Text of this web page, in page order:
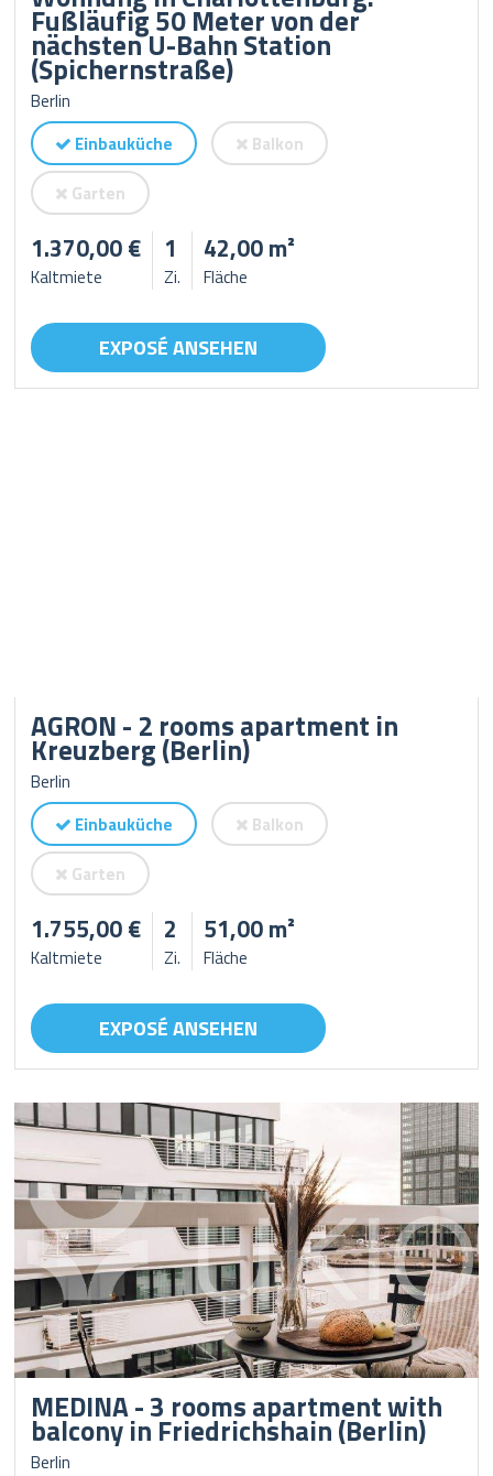
Fußläufig 50 Meter von der
nächsten U-Bahn Station
(Spichernstraße)
Berlin
Einbauküche
Balkon
Garten
1.370,00 €
Kaltmiete
1
Zi.
42,00 m²
Fläche
EXPOSÉ ANSEHEN
AGRON - 2 rooms apartment in
Kreuzberg (Berlin)
Berlin
Einbauküche
Balkon
Garten
1.755,00 €
Kaltmiete
2
Zi.
51,00 m²
Fläche
EXPOSÉ ANSEHEN
MEDINA - 3 rooms apartment with
balcony in Friedrichshain (Berlin)
Berlin